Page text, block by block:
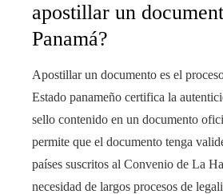
apostillar un
Panamá?
Apostillar un documento es el
Estado panameño certifica la
sello contenido en un documento
permite que el documento tenga
países suscritos al Convenio de La
necesidad de largos procesos de